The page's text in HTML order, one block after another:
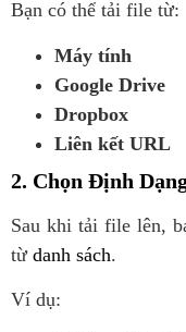
Bạn có thể tải file từ:
Máy tính
Google Drive
Dropbox
Liên kết URL
2. Chọn Định
Sau khi tải file lên,
từ danh sách.
Ví dụ: